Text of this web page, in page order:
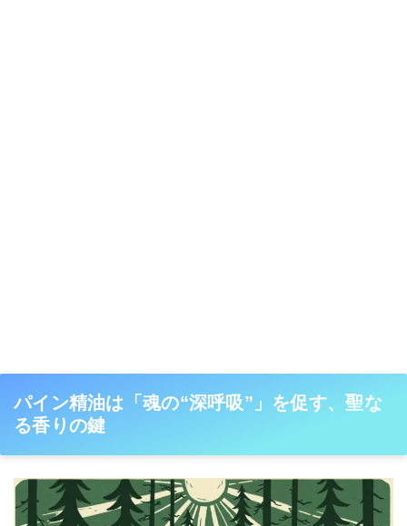
パイン精油は「魂の“深呼吸”」を促す、聖な
る香りの鍵